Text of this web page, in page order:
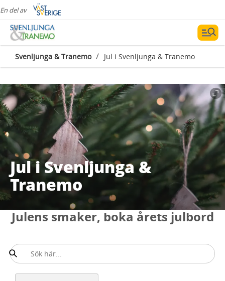
En del av
Svenljunga & Tranemo / Jul i Svenljunga & Tranemo
Jul i Svenljunga &
Tranemo
Julens smaker, boka årets julbord